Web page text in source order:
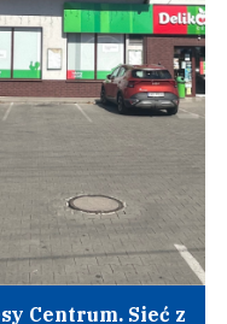
Centrum. Sieć z